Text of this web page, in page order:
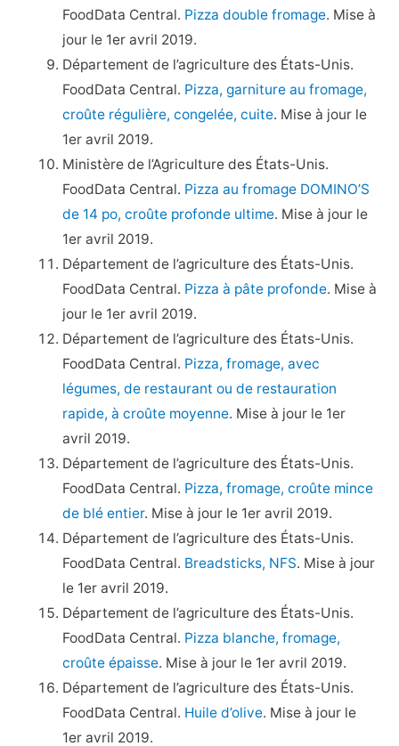
FoodData Central. Pizza double fromage. Mise à
jour le 1er avril 2019.
Département de l’agriculture des États-Unis.
FoodData Central. Pizza, garniture au fromage,
croûte régulière, congelée, cuite. Mise à jour le
1er avril 2019.
Ministère de l’Agriculture des États-Unis.
FoodData Central. Pizza au fromage DOMINO’S
de 14 po, croûte profonde ultime. Mise à jour le
1er avril 2019.
Département de l’agriculture des États-Unis.
FoodData Central. Pizza à pâte profonde. Mise à
jour le 1er avril 2019.
Département de l’agriculture des États-Unis.
FoodData Central. Pizza, fromage, avec
légumes, de restaurant ou de restauration
rapide, à croûte moyenne. Mise à jour le 1er
avril 2019.
Département de l’agriculture des États-Unis.
FoodData Central. Pizza, fromage, croûte mince
de blé entier. Mise à jour le 1er avril 2019.
Département de l’agriculture des États-Unis.
FoodData Central. Breadsticks, NFS. Mise à jour
le 1er avril 2019.
Département de l’agriculture des États-Unis.
FoodData Central. Pizza blanche, fromage,
croûte épaisse. Mise à jour le 1er avril 2019.
Département de l’agriculture des États-Unis.
FoodData Central. Huile d’olive. Mise à jour le
1er avril 2019.